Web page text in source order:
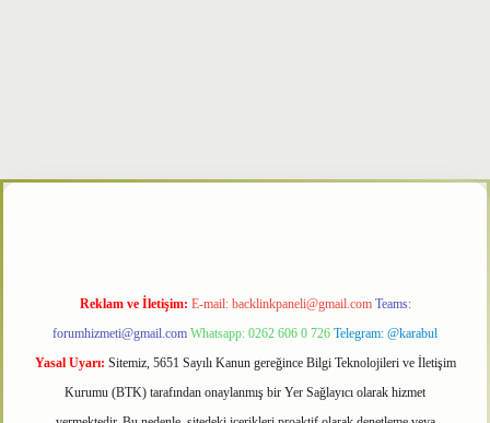
Reklam ve İletişim: E-mail: backlinkpaneli@gmail.com Teams:
forumhizmeti@gmail.com Whatsapp: 0262 606 0 726 Telegram: @karabul
Yasal Uyarı: Sitemiz, 5651 Sayılı Kanun gereğince Bilgi Teknolojileri ve İletişim
Kurumu (BTK) tarafından onaylanmış bir Yer Sağlayıcı olarak hizmet